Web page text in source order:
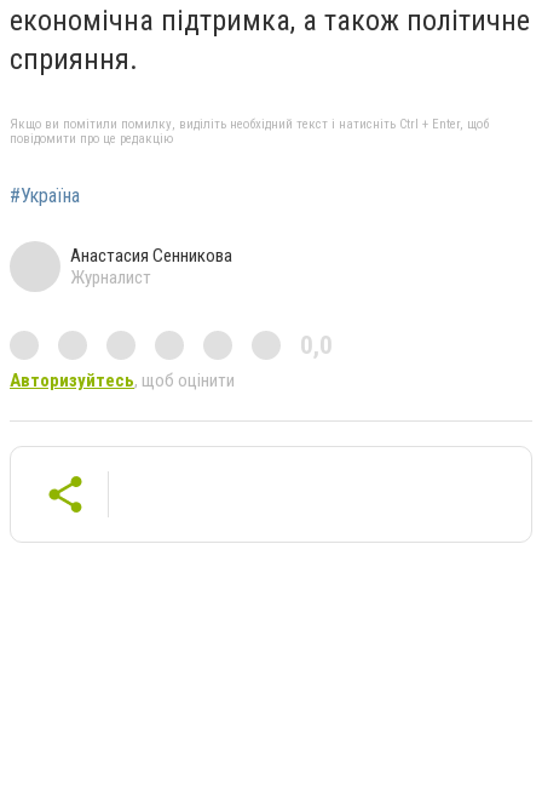
економічна підтримка, а також політичне
сприяння.
Якщо ви помітили помилку, виділіть необхідний текст і натисніть Ctrl + Enter, щоб
повідомити про це редакцію
#Україна
Анастасия Сенникова
Журналист
0,0
Авторизуйтесь, щоб оцінити